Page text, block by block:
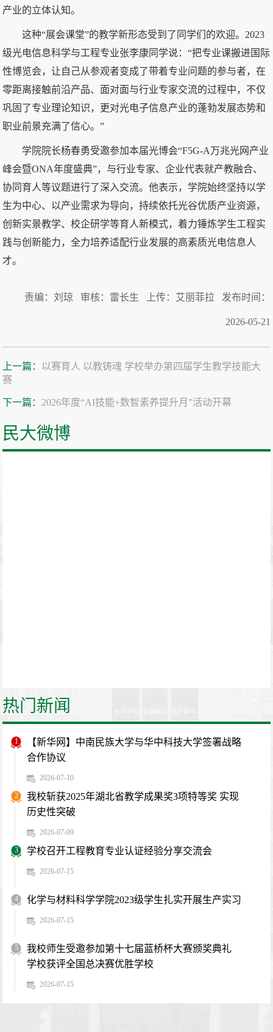
产业的立体认知。
这种“展会课堂”的教学新形态受到了同学们的欢迎。2023
级光电信息科学与工程专业张李康同学说：“把专业课搬进国际
性博览会，让自己从参观者变成了带着专业问题的参与者，在
零距离接触前沿产品、面对面与行业专家交流的过程中，不仅
巩固了专业理论知识，更对光电子信息产业的蓬勃发展态势和
职业前景充满了信心。”
学院院长杨春勇受邀参加本届光博会“F5G-A万兆光网产业
峰会暨ONA年度盛典”，与行业专家、企业代表就产教融合、
协同育人等议题进行了深入交流。他表示，学院始终坚持以学
生为中心、以产业需求为导向，持续依托光谷优质产业资源，
创新实景教学、校企研学等育人新模式，着力锤炼学生工程实
践与创新能力，全力培养适配行业发展的高素质光电信息人
才。
责编：刘琼 审核：雷长生 上传：艾丽菲拉 发布时间：
2026-05-21
上一篇： 以赛育人 以教铸魂 学校举办第四届学生教学技能大
赛
下一篇： 2026年度“AI技能+数智素养提升月”活动开幕
民大微博
热门新闻
1
【新华网】中南民族大学与华中科技大学签署战略
合作协议
2026-07-10
2
我校斩获2025年湖北省教学成果奖3项特等奖 实现
历史性突破
2026-07-09
3 学校召开工程教育专业认证经验分享交流会
2026-07-15
4 化学与材料科学学院2023级学生扎实开展生产实习
2026-07-15
5
我校师生受邀参加第十七届蓝桥杯大赛颁奖典礼
学校获评全国总决赛优胜学校
2026-07-15